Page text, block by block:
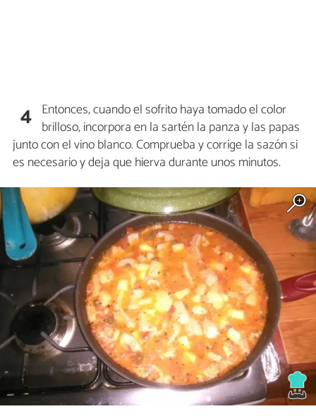
4 Entonces, cuando el sofrito haya tomado el color
brilloso, incorpora en la sartén la panza y las papas
junto con el vino blanco. Comprueba y corrige la sazón si
es necesario y deja que hierva durante unos minutos.